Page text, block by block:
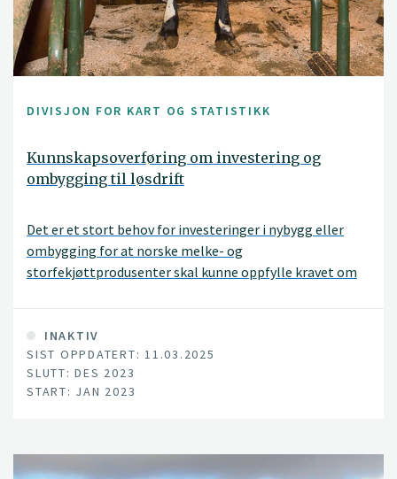
DIVISJON FOR KART OG STATISTIKK
Kunnskapsoverføring om investering og
ombygging til løsdrift
Det er et stort behov for investeringer i nybygg eller
ombygging for at norske melke- og
storfekjøttprodusenter skal kunne oppfylle kravet om
investeringsbehov mellom 18 og 22,8 milliarder kroner.
INAKTIV
SIST OPPDATERT: 11.03.2025
SLUTT: DES 2023
START: JAN 2023